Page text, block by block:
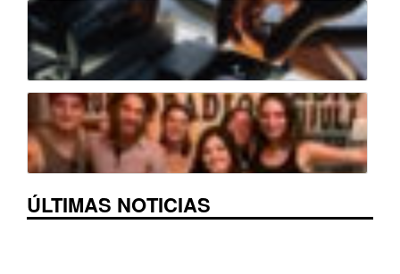
ÚLTIMAS NOTICIAS